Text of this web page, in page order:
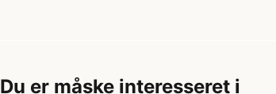
Du er måske interesseret i